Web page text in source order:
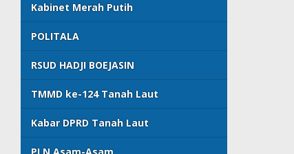
Kabinet Merah Putih
POLITALA
RSUD HADJI BOEJASIN
TMMD ke-124 Tanah Laut
Kabar DPRD Tanah Laut